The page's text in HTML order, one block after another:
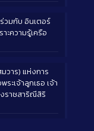
วมกับ อินเตอร์
ะความรู้เครือ
วาร) แห่งการ
ะเจ้าลูกเธอ เจ้า
ราชสาริณีสิริ